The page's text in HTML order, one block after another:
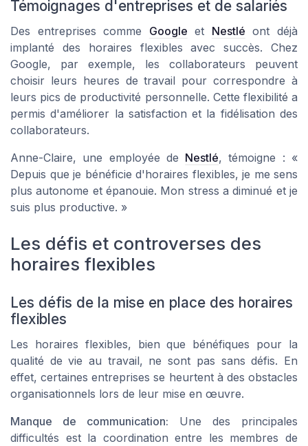
Témoignages d'entreprises et de salariés
Des entreprises comme Google et Nestlé ont déjà
implanté des horaires flexibles avec succès. Chez
Google, par exemple, les collaborateurs peuvent
choisir leurs heures de travail pour correspondre à
leurs pics de productivité personnelle. Cette flexibilité a
permis d'améliorer la satisfaction et la fidélisation des
collaborateurs.
Anne-Claire, une employée de Nestlé, témoigne : «
Depuis que je bénéficie d'horaires flexibles, je me sens
plus autonome et épanouie. Mon stress a diminué et je
suis plus productive. »
Les défis et controverses des
horaires flexibles
Les défis de la mise en place des horaires
flexibles
Les horaires flexibles, bien que bénéfiques pour la
qualité de vie au travail, ne sont pas sans défis. En
effet, certaines entreprises se heurtent à des obstacles
organisationnels lors de leur mise en œuvre.
Manque de communication: Une des principales
difficultés est la coordination entre les membres de